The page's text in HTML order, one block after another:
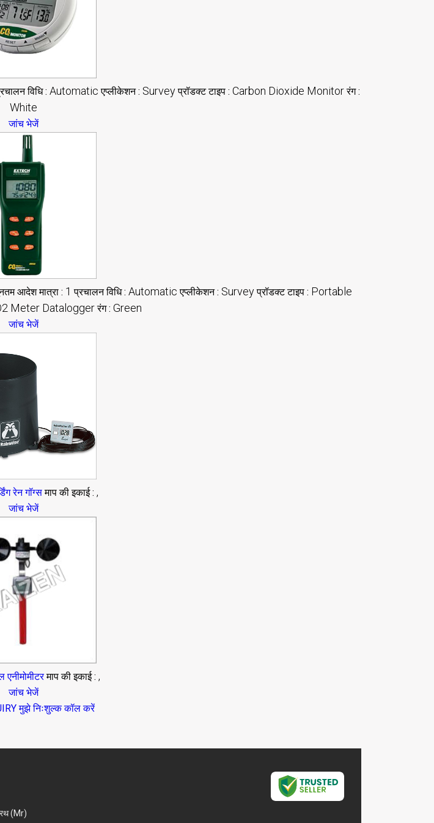
विधि : Automatic एप्लीकेशन : Survey प्रॉडक्ट टाइप : Carbon Dioxide Monitor रंग :
White
जांच भेजें
आदेश मात्रा : 1 प्रचालन विधि : Automatic एप्लीकेशन : Survey प्रॉडक्ट टाइप : Portable
Meter Datalogger रंग : Green
जांच भेजें
रेन गॉग्स माप की इकाई : ,
जांच भेजें
माप की इकाई : ,
जांच भेजें
मुझे निःशुल्क कॉल करें
(Mr)